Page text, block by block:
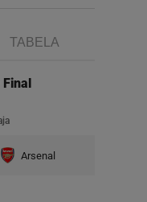
TABELA
Arsenal